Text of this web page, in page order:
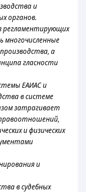
и
органов.
регламентирующих
а
гласности
ЕАИАС и
в системе
затрагивает
и физических
и
в судебных